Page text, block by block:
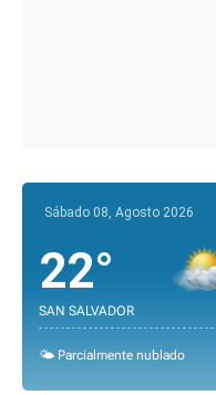
Sábado 08, Agosto 2026
22°
SAN SALVADOR
🌤️ Parcialmente nublado